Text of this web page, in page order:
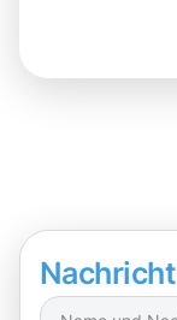
Nachricht